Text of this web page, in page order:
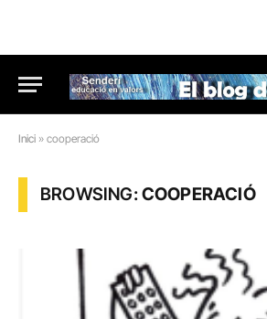
Inici » cooperació
BROWSING:COOPERACIÓ